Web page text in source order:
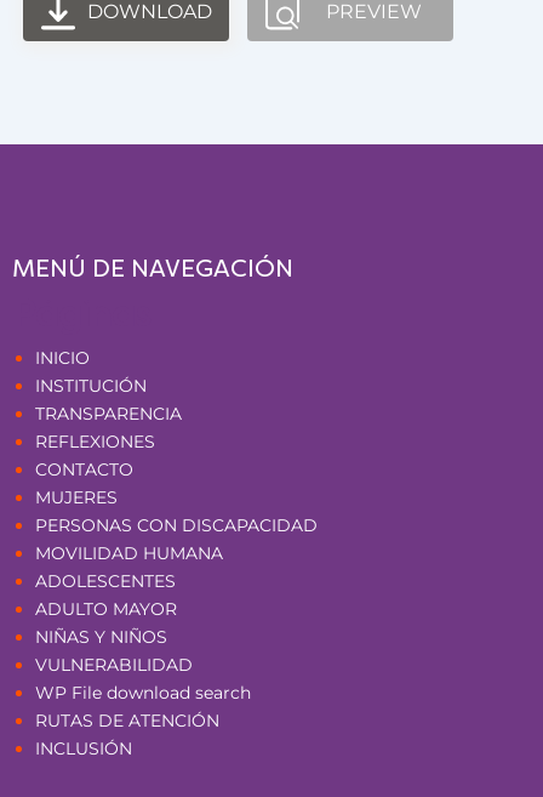
DOWNLOAD PREVIEW
MENÚ DE NAVEGACIÓN
INICIO
INSTITUCIÓN
TRANSPARENCIA
REFLEXIONES
CONTACTO
MUJERES
PERSONAS CON DISCAPACIDAD
MOVILIDAD HUMANA
ADOLESCENTES
ADULTO MAYOR
NIÑAS Y NIÑOS
VULNERABILIDAD
WP File download search
RUTAS DE ATENCIÓN
INCLUSIÓN